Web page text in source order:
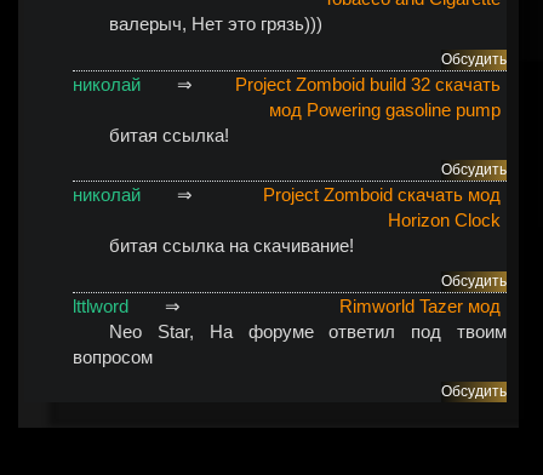
валерыч, Нет это грязь)))
Обсудить
николай ⇒
Project Zomboid build 32 скачать
мод Powering gasoline pump
битая ссылка!
Обсудить
николай ⇒
Project Zomboid скачать мод
Horizon Clock
битая ссылка на скачивание!
Обсудить
lttlword ⇒
Rimworld Tazer мод
Neo Star, На форуме ответил под твоим
вопросом
Обсудить